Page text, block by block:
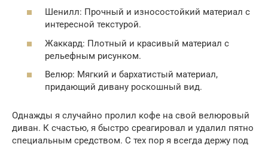
Шенилл: Прочный и износостойкий материал с
интересной текстурой.
Жаккард: Плотный и красивый материал с
рельефным рисунком.
Велюр: Мягкий и бархатистый материал,
придающий дивану роскошный вид.
Однажды я случайно пролил кофе на свой велюровый
диван. К счастью, я быстро среагировал и удалил пятно
специальным средством. С тех пор я всегда держу под